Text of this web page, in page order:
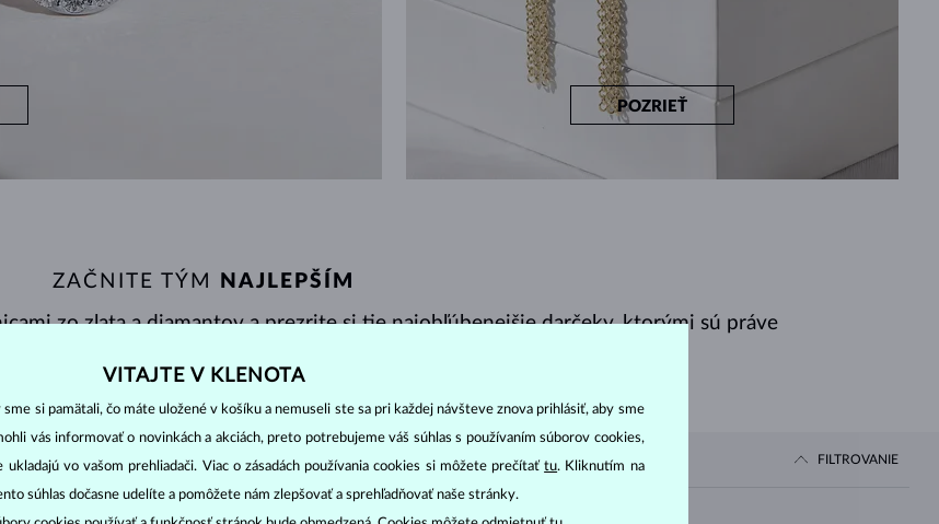
POZRIEŤ
ZAČNITE TÝM
NAJLEPŠÍM
zo zlata a diamantov a prezrite si tie najobľúbenejšie darčeky, ktorými sú práve
ZOBRAZENÉ 36/304 FILTROVANIE
VITAJTE V KLENOTA
si pamätali, čo máte uložené v košíku a nemuseli ste sa pri každej návšteve znova prihlásiť, aby sme
vás informovať o novinkách a akciách, preto potrebujeme váš súhlas s používaním súborov cookies,
vo vašom prehliadači. Viac o zásadách používania cookies si môžete prečítaťtu. Kliknutím na
súhlas dočasne udelíte a pomôžete nám zlepšovať a sprehľadňovať naše stránky.